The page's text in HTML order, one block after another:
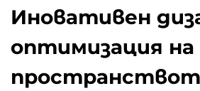
Иновативен
оптимизация на